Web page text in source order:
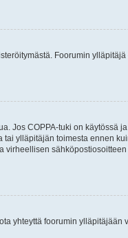
Foorumin
Jos COPPA-tuki on käytössä
ylläpitäjän toimesta ennen
yhteyttä foorumin